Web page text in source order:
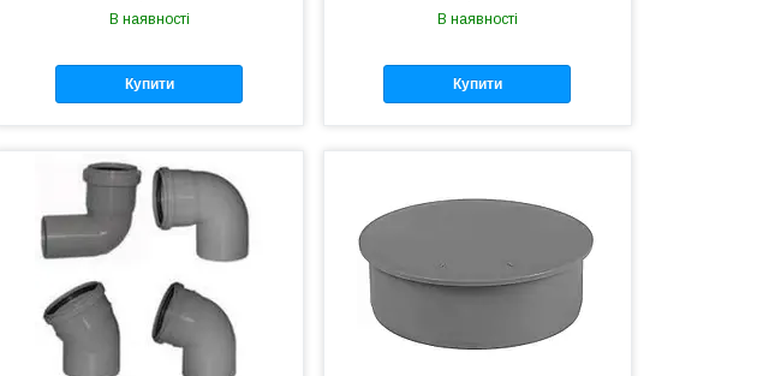
В наявності
Купити
В наявності
Купити